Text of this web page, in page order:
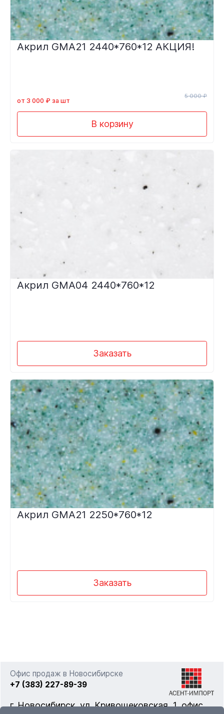
Акрил GMA21 2440*760*12 АКЦИЯ!
от 3 000 ₽ за шт
5 000 ₽
В корзину
Акрил GMA04 2440*760*12
Заказать
Акрил GMA21 2250*760*12
Заказать
Офис продаж в Новосибирске
+7 (383) 227-89-39
г. Новосибирск, ул. Кривощековская, 1, офис